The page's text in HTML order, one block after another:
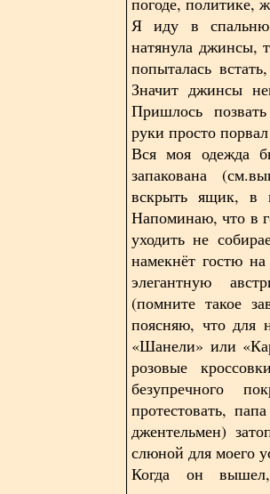
Я иду в спальню
натянула джинсы,
попыталась
Значит джинсы
Пришлось
руки просто
Вся моя одежда
запакована
вскрыть ящик, в
Напоминаю, что в
уходить не
намекнёт гостю
элегантную
(помните такое
поясняю, что для
«Шанели» или
розовые
безупречного
протестовать,
джентельмен)
слюной для моего
Когда он